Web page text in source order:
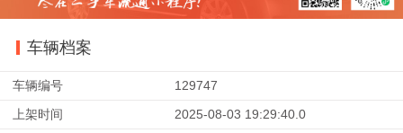
车辆档案
车辆编号
129747
上架时间
2025-08-03 19:29:40.0